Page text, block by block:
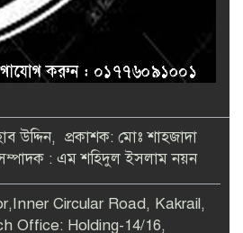
উদ্দিন, প্রকাশক: মোঃ শাহজাদা
সম্পাদক : এম শহিদুল ইসলাম নয়ন
Circular Road, Kakrail,
Office: Holding-14/16,